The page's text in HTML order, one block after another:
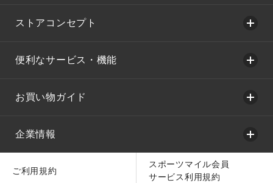
ストアコンセプト
便利なサービス・機能
お買い物ガイド
企業情報
ご利用規約
スポーツマイル会員
サービス利用規約